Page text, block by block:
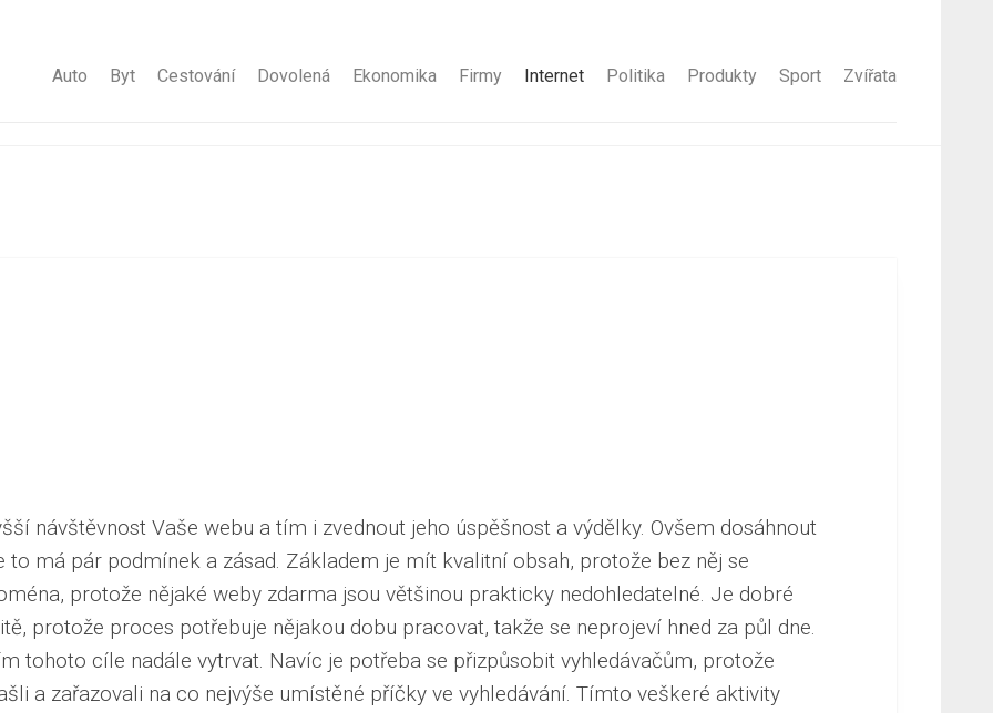
Auto Byt Cestování Dovolená Ekonomika Firmy Internet Politika Produkty Sport Zvířata
návštěvnost Vaše webu a tím i zvednout jeho úspěšnost a výdělky. Ovšem dosáhnout
to má pár podmínek a zásad. Základem je mít kvalitní obsah, protože bez něj se
protože nějaké weby zdarma jsou většinou prakticky nedohledatelné. Je dobré
protože proces potřebuje nějakou dobu pracovat, takže se neprojeví hned za půl dne.
tohoto cíle nadále vytrvat. Navíc je potřeba se přizpůsobit vyhledávačům, protože
a zařazovali na co nejvýše umístěné příčky ve vyhledávání. Tímto veškeré aktivity